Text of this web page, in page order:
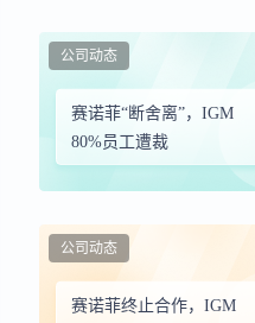
赛诺菲“断舍离”，IGM
80%员工遭裁
公司动态
赛诺菲终止合作，IGM
公司动态